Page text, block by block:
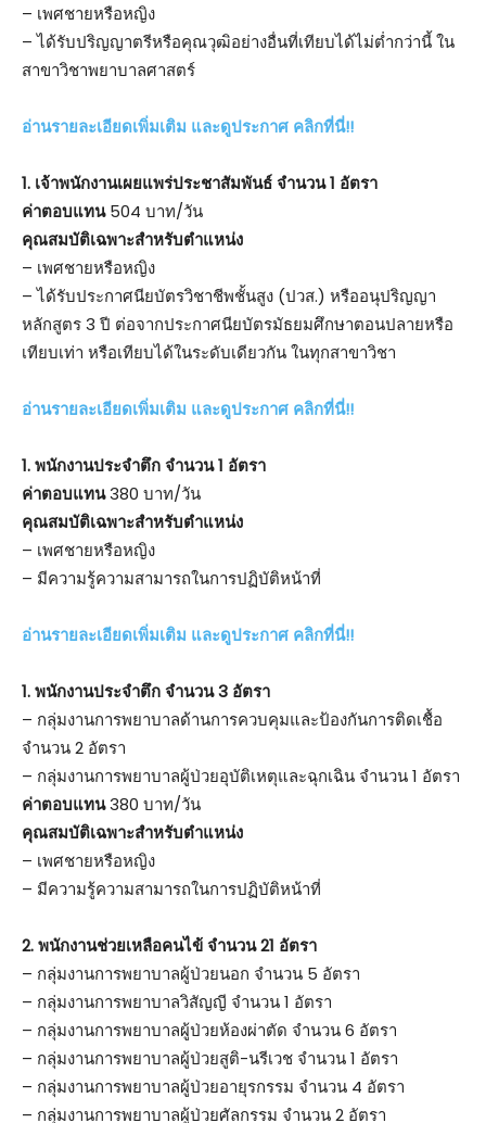
– เพศชายหรือหญิง
– ได้รับปริญญาตรีหรือคุณวุฒิอย่างอื่นที่เทียบได้ไม่ต่ำกว่านี้ ใน
สาขาวิชาพยาบาลศาสตร์
อ่านรายละเอียดเพิ่มเติม และดูประกาศ คลิกที่นี่!!
1. เจ้าพนักงานเผยแพร่ประชาสัมพันธ์ จำนวน 1 อัตรา
ค่าตอบแทน504 บาท/วัน
คุณสมบัติเฉพาะสำหรับตำแหน่ง
– เพศชายหรือหญิง
– ได้รับประกาศนียบัตรวิชาชีพชั้นสูง (ปวส.) หรืออนุปริญญา
หลักสูตร 3 ปี ต่อจากประกาศนียบัตรมัธยมศึกษาตอนปลายหรือ
เทียบเท่า หรือเทียบได้ในระดับเดียวกัน ในทุกสาขาวิชา
อ่านรายละเอียดเพิ่มเติม และดูประกาศ คลิกที่นี่!!
1. พนักงานประจำตึก จำนวน 1 อัตรา
ค่าตอบแทน380 บาท/วัน
คุณสมบัติเฉพาะสำหรับตำแหน่ง
– เพศชายหรือหญิง
– มีความรู้ความสามารถในการปฏิบัติหน้าที่
อ่านรายละเอียดเพิ่มเติม และดูประกาศ คลิกที่นี่!!
1. พนักงานประจำตึก จำนวน 3 อัตรา
– กลุ่มงานการพยาบาลด้านการควบคุมและป้องกันการติดเชื้อ
จำนวน 2 อัตรา
– กลุ่มงานการพยาบาลผู้ป่วยอุบัติเหตุและฉุกเฉิน จำนวน 1 อัตรา
ค่าตอบแทน380 บาท/วัน
คุณสมบัติเฉพาะสำหรับตำแหน่ง
– เพศชายหรือหญิง
– มีความรู้ความสามารถในการปฏิบัติหน้าที่
2. พนักงานช่วยเหลือคนไข้ จำนวน 21 อัตรา
– กลุ่มงานการพยาบาลผู้ป่วยนอก จำนวน 5 อัตรา
– กลุ่มงานการพยาบาลวิสัญญี จำนวน 1 อัตรา
– กลุ่มงานการพยาบาลผู้ป่วยห้องผ่าตัด จำนวน 6 อัตรา
– กลุ่มงานการพยาบาลผู้ป่วยสูติ-นรีเวช จำนวน 1 อัตรา
– กลุ่มงานการพยาบาลผู้ป่วยอายุรกรรม จำนวน 4 อัตรา
– กลุ่มงานการพยาบาลผู้ป่วยศัลกรรม จำนวน 2 อัตรา